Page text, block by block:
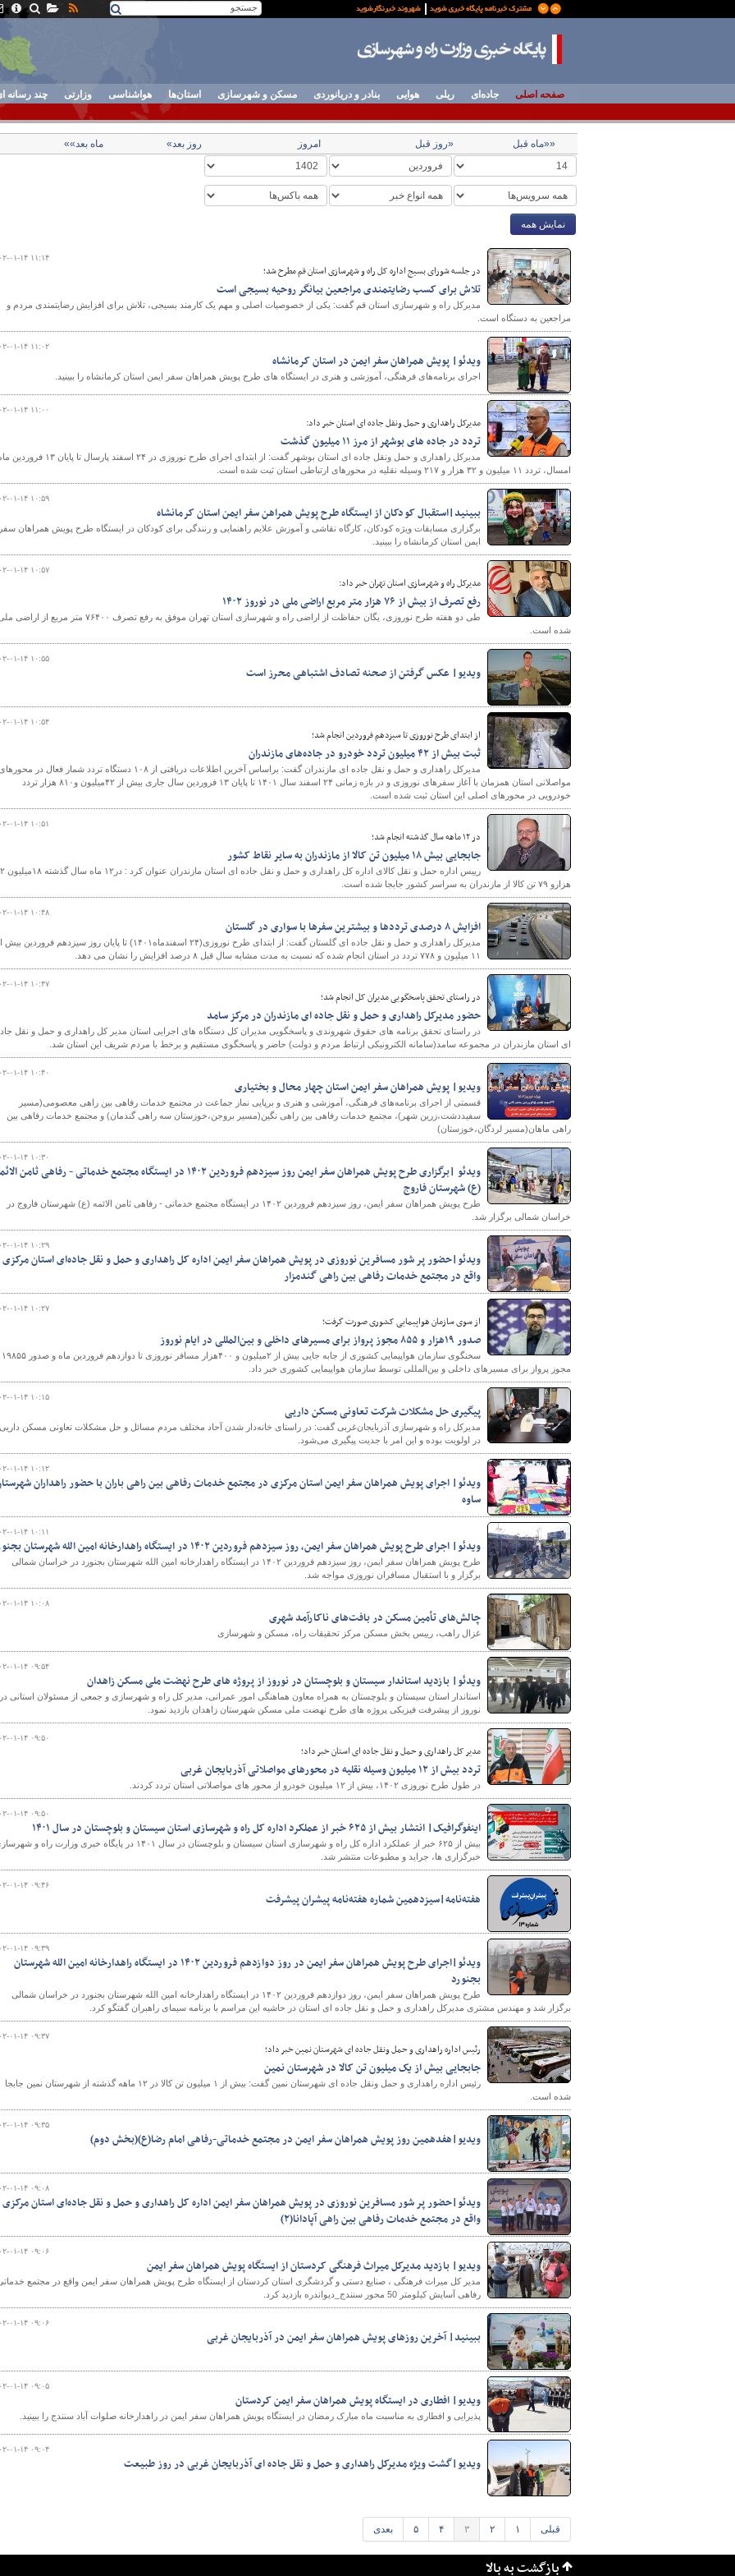
پایگاه خبری وزارت راه و
شهرسازی
صفحه اصلی جاده‌ای ریلی هوایی بنادر و دریانوردی مسکن و شهرسازی استان‌ها هواشناسی وزارتی چند رسانه
««ماه قبل «روز قبل امروز روز بعد» ماه بعد»»
نمایش همه
۱۴۰۲-۰۱-۱۴
در جلسه شورای بسیج اداره کل راه و شهرسازی استان قم مطرح شد؛
تلاش برای کسب رضایتمندی مراجعین بیانگر روحیه بسیجی است
مدیرکل راه و شهرسازی استان قم گفت: یکی از خصوصیات اصلی و مهم یک کارمند بسیجی، تلاش برای افزایش رضایتمندی مردم و
مراجعین به دستگاه است.
۱۴۰۲-۰۱-۱۴
ویدئو| پویش همراهان سفر ایمن در استان کرمانشاه
اجرای برنامه‌های فرهنگی، آموزشی و هنری در ایستگاه های طرح پویش همراهان سفر ایمن استان کرمانشاه را ببینید.
۱۴۰۲-۰۱-۱۴
مدیرکل راهداری و حمل ونقل جاده ای استان خبر داد:
تردد در جاده های بوشهر از مرز ۱۱ میلیون گذشت
مدیرکل راهداری و حمل ونقل جاده ای استان بوشهر گفت: از ابتدای اجرای طرح نوروزی در ۲۴ اسفند پارسال تا پایان ۱۳
امسال، تردد ۱۱ میلیون و ۳۲ هزار و ۲۱۷ وسیله نقلیه در محورهای ارتباطی استان ثبت شده است.
۱۴۰۲-۰۱-۱۴
ببینید|استقبال کودکان از ایستگاه طرح پویش همراهن سفر ایمن استان کرمانشاه
برگزاری مسابقات ویژه کودکان، کارگاه نقاشی و آموزش علایم راهنمایی و رنندگی برای کودکان در ایستگاه طرح پویش همراهان سفر
ایمن استان کرمانشاه را ببینید.
۱۴۰۲-۰۱-۱۴
مدیرکل راه و شهرسازی استان تهران خبر داد:
رفع تصرف از بیش از ۷۶ هزار متر مربع اراضی ملی در نوروز ۱۴۰۲
طی دو هفته طرح نوروزی، یگان حفاظت از اراضی راه و شهرسازی استان تهران موفق به رفع تصرف ۷۶۴۰۰ متر مربع از
شده است.
۱۴۰۲-۰۱-۱۴
ویدیو| عکس گرفتن از صحنه تصادف اشتباهی محرز است
۱۴۰۲-۰۱-۱۴
از ابتدای طرح نوروزی تا سیزدهم فروردین انجام شد؛
ثبت بیش از ۴۲ میلیون تردد خودرو در جاده‌های مازندران
مدیرکل راهداری و حمل و نقل جاده ای مازندران گفت: براساس آخرین اطلاعات دریافتی از ۱۰۸ دستگاه تردد شمار فعال در محورهای
مواصلاتی استان همزمان با آغاز سفرهای نوروزی و در بازه زمانی ۲۴ اسفند سال ۱۴۰۱ تا پایان ۱۳ فروردین سال جاری بیش از ۴۲میلیون و۸۱۰ هزار تردد
خودرویی در محورهای اصلی این استان ثبت شده است.
۱۴۰۲-۰۱-۱۴
در ۱۲ ماهه سال گذشته انجام شد؛
جابجایی بیش ۱۸ میلیون تن کالا از مازندران به سایر نقاط کشور
رییس اداره حمل و نقل کالای
هزارو ۷۹ تن کالا از مازندران به سراسر کشور جابجا شده است.
۱۴۰۲-۰۱-۱۴
افزایش ۸ درصدی ترددها و بیشترین سفرها با سواری در گلستان
مدیرکل راهداری و حمل و نقل جاده ای گلستان گفت: از ابتدای طرح نوروزی(۲۴ اسفندماه۱۴۰۱) تا پایان روز سیزدهم فروردین بیش
۱۱ میلیون و ۷۷۸ تردد در استان انجام شده که نسبت به مدت مشابه سال قبل ۸ درصد افزایش را نشان می دهد.
۱۴۰۲-۰۱-۱۴
در راستای تحقق پاسخگویی مدیران کل انجام شد؛
حضور مدیرکل راهداری و حمل و نقل جاده ای مازندران در مرکز سامد
در راستای تحقق برنامه های حقوق شهروندی و پاسخگویی مدیران کل دستگاه های اجرایی استان مدیر کل راهداری و حمل و نقل
ای استان مازندران در مجموعه سامد(سامانه الکترونیکی ارتباط مردم و دولت) حاضر و پاسخگوی مستقیم و برخط با مردم شریف این استان شد.
۱۴۰۲-۰۱-۱۴
ویدیو| پویش همراهان سفر ایمن استان چهار محال و بختیاری
قسمتی از اجرای برنامه‌های فرهنگی، آموزشی و هنری و برپایی نماز جماعت در مجتمع خدمات رفاهی بین راهی معصومی(مسیر
سفیددشت،زرین شهر)، مجتمع خدمات رفاهی بین راهی نگین(مسیر بروجن،خوزستان سه راهی گندمان) و مجتمع خدمات رفاهی بین
راهی ماهان(مسیر لردگان،خوزستان)
۱۴۰۲-۰۱-۱۴
ویدئو |برگزاری طرح پویش همراهان سفر ایمن روز سیزدهم فروردین ۱۴۰۲ در ایستگاه مجتمع خدماتی - رفاهی ثامن
(ع) شهرستان فاروج
طرح پویش همراهان سفر ایمن، روز سیزدهم فروردین ۱۴۰۲ در ایستگاه مجتمع خدماتی - رفاهی ثامن الائمه (ع) شهرستان فاروج در
خراسان شمالی برگزار شد.
۱۴۰۲-۰۱-۱۴
ویدئو|حضور پر شور مسافرین نوروزی در پویش همراهان سفر ایمن اداره کل راهداری و حمل و نقل جاده‌ای استان مرکزی
واقع در مجتمع خدمات رفاهی بین راهی گندمزار
۱۴۰۲-۰۱-۱۴
از سوی سازمان هواپیمایی کشوری صورت گرفت؛
صدور ۱۹هزار و ۸۵۵ مجوز پرواز برای مسیرهای داخلی و بین‌المللی در ایام نوروز
سخنگوی سازمان هواپیمایی کشوری از جابه جایی بیش از ۲میلیون و ۴۰۰هزار مسافر نوروزی تا دوازدهم فروردین ماه و صدور ۱۹۸۵۵
مجوز پرواز برای مسیرهای داخلی و بین‌المللی توسط سازمان هواپیمایی کشوری خبر داد.
۱۴۰۲-۰۱-۱۴
پیگیری حل مشکلات شرکت تعاونی‌ مسکن داریی
مدیرکل راه و شهرسازی آذربایجان‌غربی گفت: در راستای خانه‌دار شدن آحاد مختلف مردم مسائل و حل مشکلات تعاونی مسکن داریی
در اولویت بوده و این امر با جدیت پیگیری می‌شود.
۱۴۰۲-۰۱-۱۴
ویدئو| اجرای پویش همراهان سفر ایمن استان مرکزی در مجتمع خدمات رفاهی بین راهی باران با حضور راهداران
ساوه
۱۴۰۲-۰۱-۱۴
ویدئو| اجرای طرح پویش همراهان سفر ایمن، روز سیزدهم فروردین ۱۴۰۲ در ایستگاه راهدارخانه امین الله شهرستان بجنورد
طرح پویش همراهان سفر ایمن، روز سیزدهم فروردین ۱۴۰۲ در ایستگاه راهدارخانه امین الله شهرستان بجنورد در خراسان شمالی
برگزار و با استقبال مسافران نوروزی مواجه شد.
۱۴۰۲-۰۱-۱۴
چالش‌های تأمین مسکن در بافت‌های ناکارآمد شهری
غزال راهب، رییس بخش مسکن مرکز تحقیقات راه، مسکن و شهرسازی
۱۴۰۲-۰۱-۱۴
ویدئو| بازدید استاندار سیستان و بلوچستان در نوروز از پروژه های طرح نهضت ملی مسکن زاهدان
استاندار استان سیستان و بلوچستان به همراه معاون هماهنگی امور عمرانی، مدیر کل راه و شهرسازی و جمعی از مسئولان استانی در
نوروز از پیشرفت فیزیکی پروژه های طرح نهضت ملی مسکن شهرستان زاهدان بازدید نمود.
۱۴۰۲-۰۱-۱۴
مدیر کل راهداری و حمل و نقل جاده ای استان خبر داد؛
تردد بیش از ۱۲ میلیون وسیله نقلیه در محورهای مواصلاتی آذربایجان غربی
در طول طرح نوروزی ۱۴۰۲، بیش از ۱۲ میلیون خودرو از محور های مواصلاتی استان تردد کردند.
۱۴۰۲-۰۱-۱۴
اینفوگرافیک| انتشار بیش از ۶۲۵ خبر از عملکرد اداره کل راه و شهرسازی استان سیستان و بلوچستان در سال ۱۴۰۱
بیش از ۶۲۵ خبر از عملکرد اداره کل راه و شهرسازی استان سیستان و بلوچستان در سال ۱۴۰۱ در پایگاه خبری وزارت راه و
خبرگزاری ها، جراید و مطبوعات منتشر شد.
۱۴۰۲-۰۱-۱۴
هفته‌نامه|سیزدهمین شماره هفته‌نامه پیشران پیشرفت
۱۴۰۲-۰۱-۱۴
ویدئو|اجرای طرح پویش همراهان سفر ایمن در روز دوازدهم فروردین ۱۴۰۲ در ایستگاه راهدارخانه امین الله شهرستان
بجنورد
طرح پویش همراهان سفر ایمن، روز دوازدهم فروردین ۱۴۰۲ در ایستگاه راهدارخانه امین الله شهرستان بجنورد در خراسان شمالی
برگزار شد و مهندس مشتری مدیرکل راهداری و حمل و نقل جاده ای استان در حاشیه این مراسم با برنامه سیمای راهبران گفتگو کرد.
۱۴۰۲-۰۱-۱۴
رئیس اداره راهداری و حمل ونقل جاده ای شهرستان نمین خبر داد؛
جابجایی بیش از یک میلیون تن کالا در شهرستان نمین
رئیس اداره راهداری و حمل ونقل جاده ای شهرستان نمین گفت: بیش از ۱ میلیون تن کالا در ۱۲ ماهه گذشته از شهرستان نمین جابجا
شده است.
۱۴۰۲-۰۱-۱۴
ویدیو|هفدهمین روز پویش همراهان سفر ایمن در مجتمع خدماتی-رفاهی امام رضا(ع)(بخش دوم)
۱۴۰۲-۰۱-۱۴
ویدئو|حضور پر شور مسافرین نوروزی در پویش همراهان سفر ایمن اداره کل راهداری و حمل و نقل جاده‌ای استان مرکزی
واقع در مجتمع خدمات رفاهی بین راهی آپادانا(۲)
۱۴۰۲-۰۱-۱۴
ویدیو| بازدید مدیرکل میراث فرهنگی کردستان از ایستگاه پویش همراهان سفر ایمن
مدیر کل میراث فرهنگی ، صنایع دستی و گردشگری استان کردستان از ایستگاه طرح پویش همراهان سفر ایمن واقع در مجتمع
رفاهی آسایش کیلومتر 50 محور سنندج_دیواندره بازدید کرد.
۱۴۰۲-۰۱-۱۴
ببینید| آخرین روزهای پویش همراهان سفر ایمن در آذربایجان غربی
۱۴۰۲-۰۱-۱۴
ویدیو| افطاری در ایستگاه پویش همراهان سفر ایمن کردستان
پذیرایی و افطاری به مناسبت ماه مبارک رمضان در ایستگاه پویش همراهان سفر ایمن در راهدارخانه صلوات آباد سنندج را ببینید.
۱۴۰۲-۰۱-۱۴
ویدیو|گشت ویژه مدیرکل راهداری و حمل و نقل جاده ای آذربایجان غربی در روز طبیعت
قبلی ۱ ۲ ۳ ۴ ۵ بعدی
بازگشت به بالا